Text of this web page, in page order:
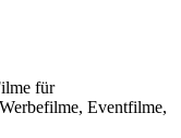
für
Eventfilme,